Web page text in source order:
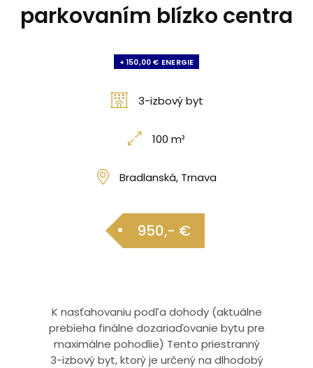
parkovaním blízko centra
+ 150,00 € ENERGIE
3-izbový byt
100 m²
Bradlanská, Trnava
950,- €
K nasťahovaniu podľa dohody (aktuálne
prebieha finálne dozariaďovanie bytu pre
maximálne pohodlie) Tento priestranný
3-izbový byt, ktorý je určený na dlhodobý